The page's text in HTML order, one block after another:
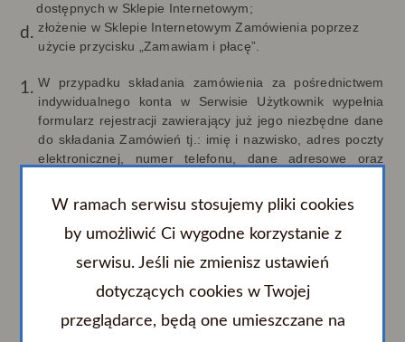
dostępnych w Sklepie Internetowym;
złożenie w Sklepie Internetowym Zamówienia poprzez
użycie przycisku „Zamawiam i płacę”.
W przypadku składania zamówienia za pośrednictwem
indywidualnego konta w Serwisie Użytkownik wypełnia
formularz rejestracji zawierający już jego niezbędne dane
do składania Zamówień tj.: imię i nazwisko, adres poczty
elektronicznej, numer telefonu, dane adresowe oraz
Istnieje możliwość dokonania zakupu bez konieczności
zakładania konta Serwisie. W takim przypadku Użytkownik
musi wypełnić formularz Zamówienia w zakresie
następujących danych tj.: imię i nazwisko, adres poczty
elektronicznej, numer telefonu, dane adresowe oraz
adres do wysyłki towaru jeśli jest inny niż dane adresowe.
Użytkownika z podsumowaniem Zamówienia
W ramach serwisu stosujemy pliki cookies
by umożliwić Ci wygodne korzystanie z
serwisu. Jeśli nie zmienisz ustawień
dotyczących cookies w Twojej
przeglądarce, będą one umieszczane na